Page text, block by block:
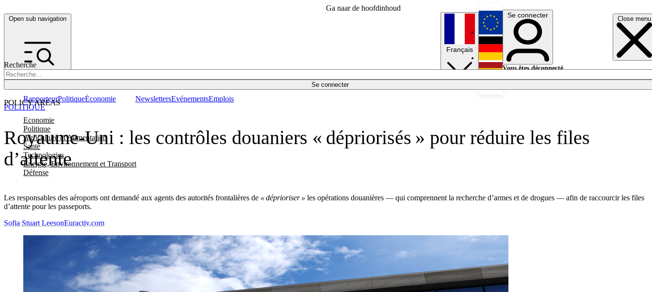
Ga naar de hoofdinhoud
Open sub navigation Close menu
Recherche
Se connecter
POLICY AREAS
Economie
Politique
Agriculture et Alimentation
Santé
Technologies
Energie, Environnement et Transport
Défense
RapporteurPolitiqueÉconomie NewslettersEvénementsEmplois
Français
English
Deutsch
Se connecter
Vous êtes déconnecté.
Royaume-Uni : les contrôles douaniers « dépriorisés » pour réduire les files
d’attente
Les responsables des aéroports ont demandé aux agents des autorités frontalières de « déprioriser » les opérations douanières — qui comprennent la recherche d’armes et de drogues — afin de raccourcir les files
d’attente pour les passeports.
POLITIQUE
Sofia Stuart LeesonEuractiv.com